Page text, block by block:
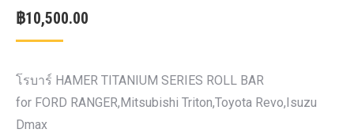
฿10,500.00
โรบาร์ HAMER TITANIUM SERIES ROLL BAR
for FORD RANGER,Mitsubishi Triton,Toyota Revo,Isuzu
Dmax